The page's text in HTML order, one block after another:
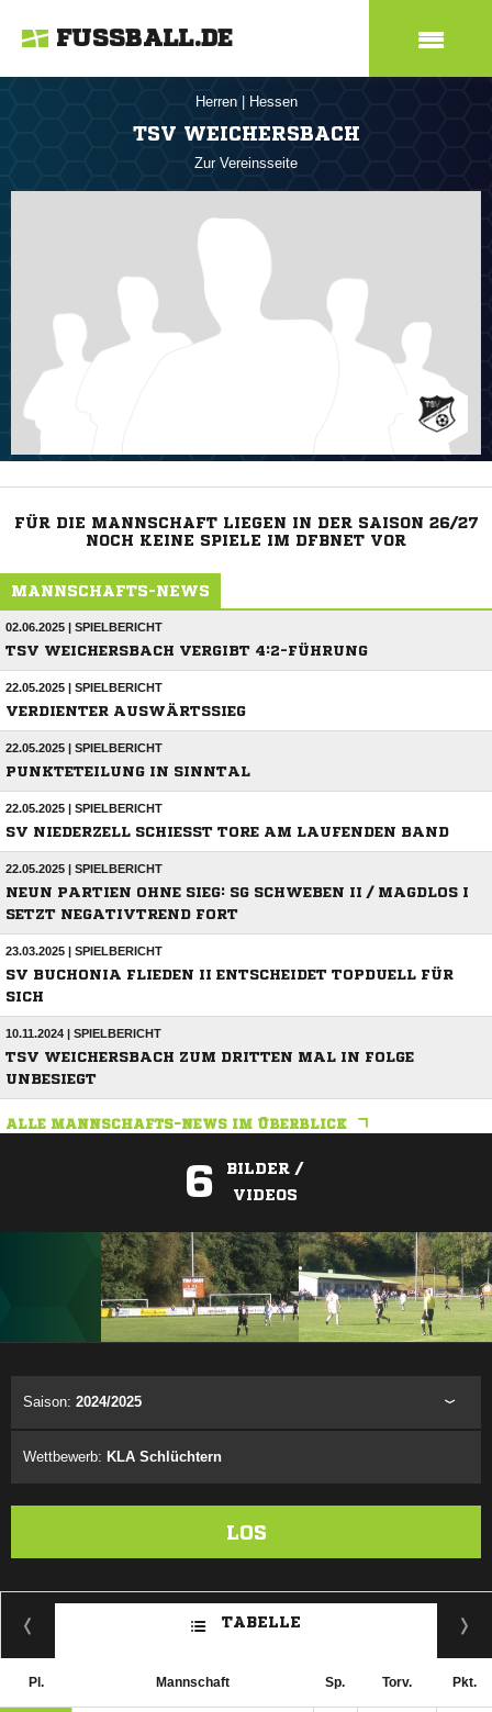
FUSSBALL.DE
Herren Hessen
TSV WEICHERSBACH
Zur Vereinsseite
FÜR DIE MANNSCHAFT LIEGEN IN DER SAISON 26/27
NOCH KEINE SPIELE IM DFBNET VOR
MANNSCHAFTS-NEWS
02.06.2025 | SPIELBERICHT
TSV WEICHERSBACH VERGIBT 4:2-FÜHRUNG
22.05.2025 | SPIELBERICHT
VERDIENTER AUSWÄRTSSIEG
22.05.2025 | SPIELBERICHT
PUNKTETEILUNG IN SINNTAL
22.05.2025 | SPIELBERICHT
SV NIEDERZELL SCHIESST TORE AM LAUFENDEN BAND
22.05.2025 | SPIELBERICHT
NEUN PARTIEN OHNE SIEG: SG SCHWEBEN II / MAGDLOS I
SETZT NEGATIVTREND FORT
23.03.2025 | SPIELBERICHT
SV BUCHONIA FLIEDEN II ENTSCHEIDET TOPDUELL FÜR
SICH
10.11.2024 | SPIELBERICHT
TSV WEICHERSBACH ZUM DRITTEN MAL IN FOLGE
UNBESIEGT
ALLE MANNSCHAFTS-NEWS IM ÜBERBLICK
6
BILDER /
VIDEOS
Saison: 2024/2025
Wettbewerb: KLA Schlüchtern
LOS
TABELLE
Pl. Mannschaft Sp. Torv. Pkt.